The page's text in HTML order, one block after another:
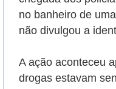
no banheiro de
não divulgou a
A ação aconteceu
drogas estavam